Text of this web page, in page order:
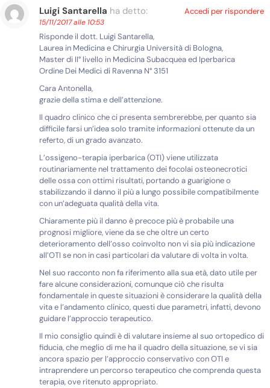
Luigi Santarella ha detto:
15/11/2017 alle 10:53
Risponde il dott. Luigi Santarella,
Laurea in Medicina e Chirurgia Università di Bologna,
Master di II° livello in Medicina Subacquea ed Iperbarica
Ordine Dei Medici di Ravenna N° 3151
Cara Antonella,
grazie della stima e dell’attenzione.
Il quadro clinico che ci presenta sembrerebbe, per quanto sia
difficile farsi un’idea solo tramite informazioni ottenute da un
referto, di un grado avanzato.
L’ossigeno-terapia iperbarica (OTI) viene utilizzata
routinariamente nel trattamento dei focolai osteonecrotici
delle ossa con ottimi risultati, portando a guarigione o
stabilizzando il danno il più a lungo possibile compatibilmente
con un’adeguata qualità della vita.
Chiaramente più il danno è precoce più è probabile una
prognosi migliore, viene da se che oltre un certo
deterioramento dell’osso coinvolto non vi sia più indicazione
all’OTI se non in casi particolari da valutare di volta in volta.
Nel suo racconto non fa riferimento alla sua età, dato utile per
fare alcune considerazioni, comunque ciò che risulta
fondamentale in queste situazioni è considerare la qualità della
vita e l’andamento clinico, questi due parametri, infatti, devono
guidare l’approccio terapeutico.
Il mio consiglio quindi è di valutare insieme al suo ortopedico di
fiducia, che meglio di me ha il quadro della situazione, se vi sia
ancora spazio per l’approccio conservativo con OTI e
intraprendere un percorso terapeutico che comprenda questa
terapia, ove ritenuto appropriato.
Accedi per rispondere